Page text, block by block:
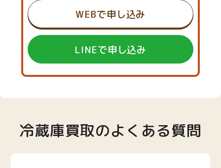
WEBで申し込み
LINEで申し込み
冷蔵庫買取のよくある質問